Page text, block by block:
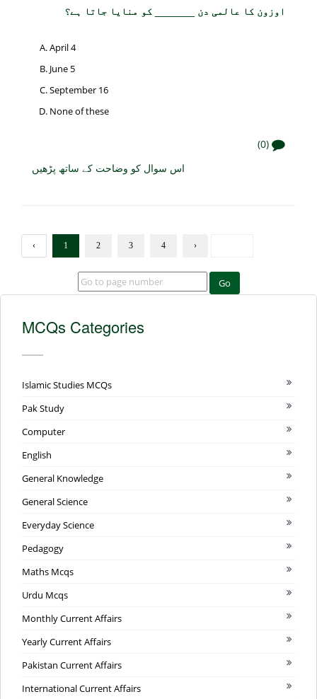
اوزون کا عالمی دن _______ کو منایا جاتا ہے؟
April 4
June 5
September 16
None of these
(0)
اس سوال کو وضاحت کے ساتھ پڑھیں
‹ 1 2 3 4 ›
Go
MCQs Categories
Islamic Studies MCQs
Pak Study
Computer
English
General Knowledge
General Science
Everyday Science
Pedagogy
Maths Mcqs
Urdu Mcqs
Monthly Current Affairs
Yearly Current Affairs
Pakistan Current Affairs
International Current Affairs